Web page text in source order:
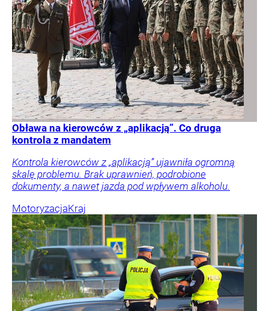
Obława na kierowców z „aplikacją”. Co druga
kontrola z mandatem
Kontrola kierowców z „aplikacją” ujawniła ogromną
skalę problemu. Brak uprawnień, podrobione
dokumenty, a nawet jazda pod wpływem alkoholu.
MotoryzacjaKraj